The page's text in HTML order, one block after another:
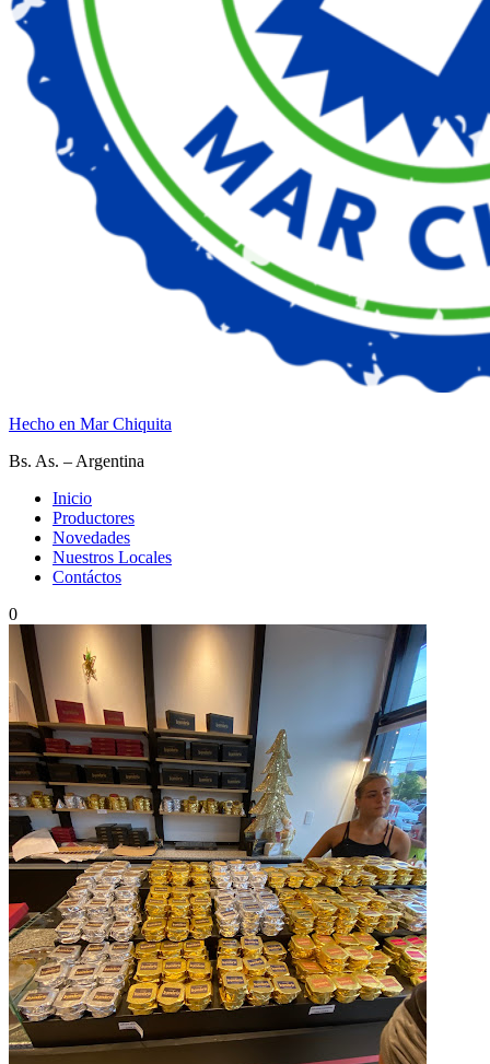
Hecho en Mar Chiquita
Bs. As. – Argentina
Inicio
Productores
Novedades
Nuestros Locales
Contáctos
0